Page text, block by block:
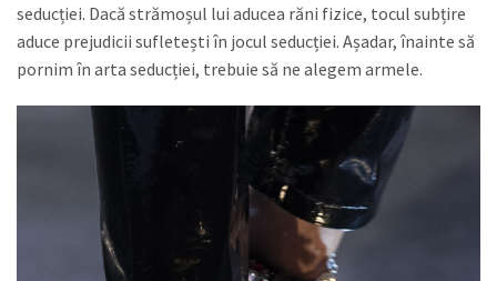
seducției. Dacă strămoșul lui aducea răni fizice, tocul subțire
aduce prejudicii sufletești în jocul seducției. Așadar, înainte să
pornim în arta seducției, trebuie să ne alegem armele.